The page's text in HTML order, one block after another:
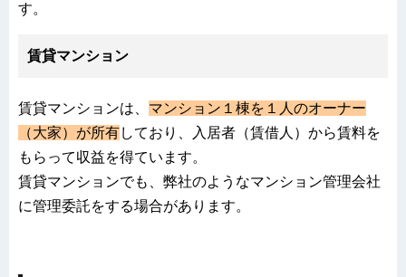
す。
賃貸マンション
賃貸マンションは、 マンション１棟を１人のオーナー
（大家）が所有しており、入居者（賃借人）から賃料を
もらって収益を得ています。
賃貸マンションでも、弊社のようなマンション管理会社
に管理委託をする場合があります。